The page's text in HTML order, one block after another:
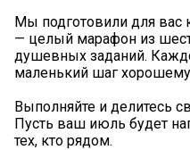
Мы подготовили для вас
— целый марафон из
душевных заданий.
маленький шаг
Выполняйте и делитесь
Пусть ваш июль будет
тех, кто рядом.